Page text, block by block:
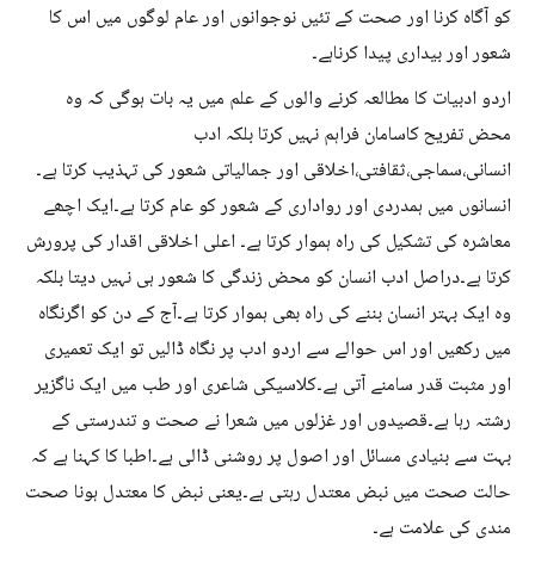
کو آگاہ کرنا اور صحت کے تئیں نوجوانوں اور عام لوگوں میں اس کا
شعور اور بیداری پیدا کرناہے۔
اردو ادبیات کا مطالعہ کرنے والوں کے علم میں یہ بات ہوگی کہ وہ
محض تفریح کاسامان فراہم نہیں کرتا بلکہ ادب
انسانی،سماجی،ثقافتی،اخلاقی اور جمالیاتی شعور کی تہذیب کرتا ہے۔
انسانوں میں ہمدردی اور رواداری کے شعور کو عام کرتا ہے۔ایک اچھے
معاشرہ کی تشکیل کی راہ ہموار کرتا ہے۔ اعلی اخلاقی اقدار کی پرورش
کرتا ہے۔دراصل ادب انسان کو محض زندگی کا شعور ہی نہیں دیتا بلکہ
وہ ایک بہتر انسان بننے کی راہ بھی ہموار کرتا ہے۔آج کے دن کو اگرنگاہ
میں رکھیں اور اس حوالے سے اردو ادب پر نگاہ ڈالیں تو ایک تعمیری
اور مثبت قدر سامنے آتی ہے۔کلاسیکی شاعری اور طب میں ایک ناگزیر
رشتہ رہا ہے۔قصیدوں اور غزلوں میں شعرا نے صحت و تندرستی کے
بہت سے بنیادی مسائل اور اصول پر روشنی ڈالی ہے۔اطبا کا کہنا ہے کہ
حالت صحت میں نبض معتدل رہتی ہے۔یعنی نبض کا معتدل ہونا صحت
مندی کی علامت ہے۔